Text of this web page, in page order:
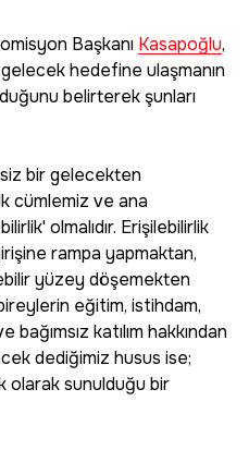
Başkanı Kasapoğlu,
hedefine ulaşmanın
belirterek şunları
bir gelecekten
cümlemiz ve ana
olmalıdır. Erişilebilirlik
rampa yapmaktan,
yüzey döşemekten
eğitim, istihdam,
katılım hakkından
dediğimiz husus ise;
olarak sunulduğu bir